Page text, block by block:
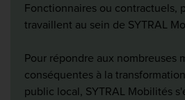
Fonctionnaires ou contractuels,
travaillent au sein de SYTRAL
Pour répondre aux nombreuses
conséquentes à la
public local, SYTRAL Mobilités